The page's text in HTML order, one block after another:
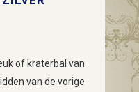
of kraterbal van
van de vorige